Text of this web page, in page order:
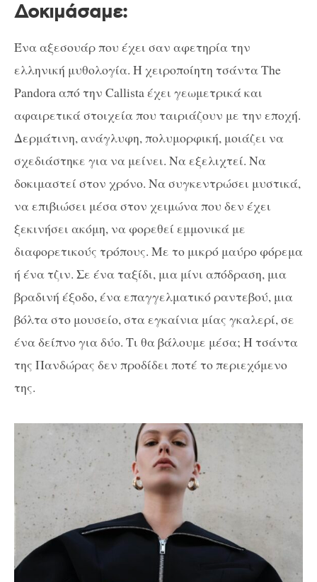
Δοκιμάσαμε:
Ένα αξεσουάρ που έχει σαν αφετηρία την
ελληνική μυθολογία. Η χειροποίητη τσάνταThe
Pandoraαπό την Callistaέχει γεωμετρικά και
αφαιρετικά στοιχεία που ταιριάζουν με την εποχή.
Δερμάτινη, ανάγλυφη, πολυμορφική, μοιάζει να
σχεδιάστηκε για να μείνει. Να εξελιχτεί. Να
δοκιμαστεί στον χρόνο. Να συγκεντρώσει μυστικά,
να επιβιώσει μέσα στον χειμώνα που δεν έχει
ξεκινήσει ακόμη, να φορεθεί εμμονικά με
διαφορετικούς τρόπους. Με το μικρό μαύρο φόρεμα
ή ένα τζιν. Σε ένα ταξίδι, μια μίνι απόδραση, μια
βραδινή έξοδο, ένα επαγγελματικό ραντεβού, μια
βόλτα στο μουσείο, στα εγκαίνια μίας γκαλερί, σε
ένα δείπνο για δύο. Τι θα βάλουμε μέσα; Η τσάντα
της Πανδώρας δεν προδίδει ποτέ το περιεχόμενο
της.